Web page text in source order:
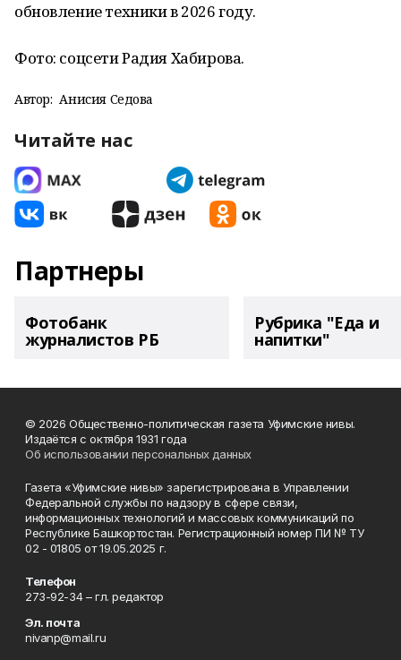
обновление техники в 2026 году.
Фото: соцсети Радия Хабирова.
Автор: Анисия Седова
Читайте нас
Партнеры
Фотобанк
журналистов РБ
Рубрика "Еда и
напитки"
© 2026 Общественно-политическая газета Уфимские нивы.
Издаётся с октября 1931 года
Об использовании персональных данных
Газета «Уфимские нивы» зарегистрирована в Управлении
Федеральной службы по надзору в сфере связи,
информационных технологий и массовых коммуникаций по
Республике Башкортостан. Регистрационный номер ПИ № ТУ
02 - 01805 от 19.05.2025 г.
Телефон
273-92-34 – гл. редактор
Эл. почта
nivanp@mail.ru